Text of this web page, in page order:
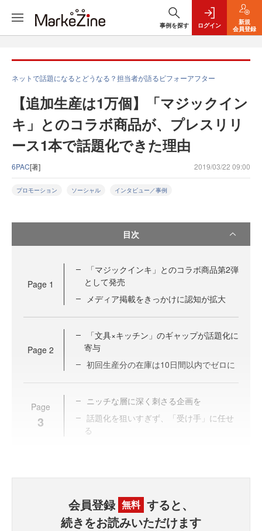
事例を探す ログイン
新規
会員登録
ネットで話題になるとどうなる？担当者が語るビフォーアフター
【追加生産は1万個】「マジックイン
キ」とのコラボ商品が、プレスリリ
ース1本で話題化できた理由
6PAC[著] 2019/03/22 09:00
プロモーション ソーシャル インタビュー／事例
目次
Page 1
「マジックインキ」とのコラボ商品第2弾
として発売
メディア掲載をきっかけに認知が拡大
Page 2
「文具×キッチン」のギャップが話題化に
寄与
初回生産分の在庫は10日間以内でゼロに
Page
3
ニッチな層に深く刺さる企画を
話題化を狙いすぎず、「受け手」に任せ
る
会員登録 無料 すると、
続きをお読みいただけます